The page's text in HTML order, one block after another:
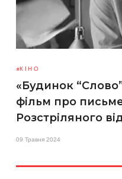
КІНО
«Будинок
фільм про
Розстріляного
09 Травня 2024